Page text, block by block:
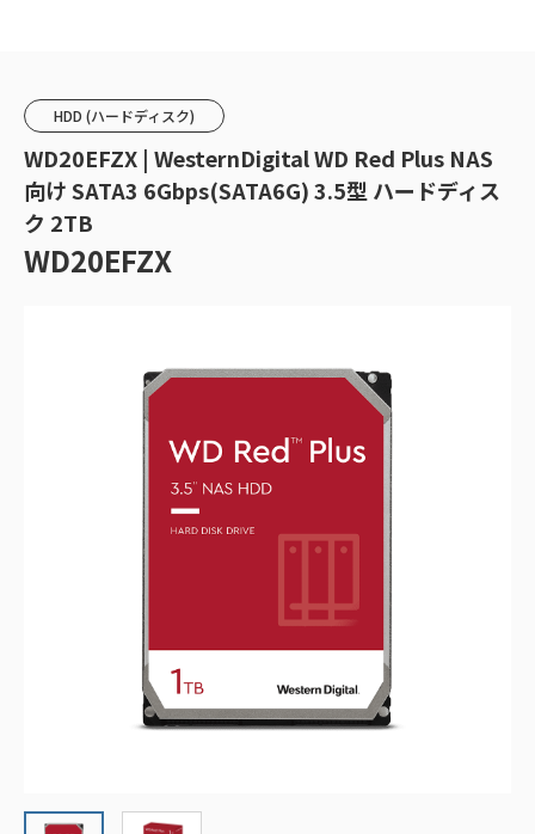
HDD (ハードディスク)
WD20EFZX | WesternDigital WD Red Plus NAS
向け SATA3 6Gbps(SATA6G) 3.5型 ハードディス
ク 2TB
WD20EFZX